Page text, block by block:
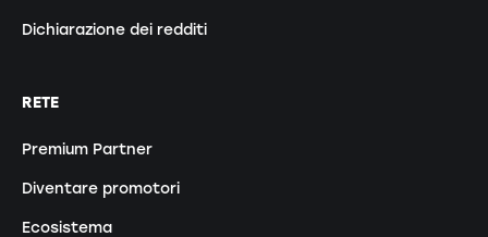
Dichiarazione dei redditi
RETE
Premium Partner
Diventare promotori
Ecosistema